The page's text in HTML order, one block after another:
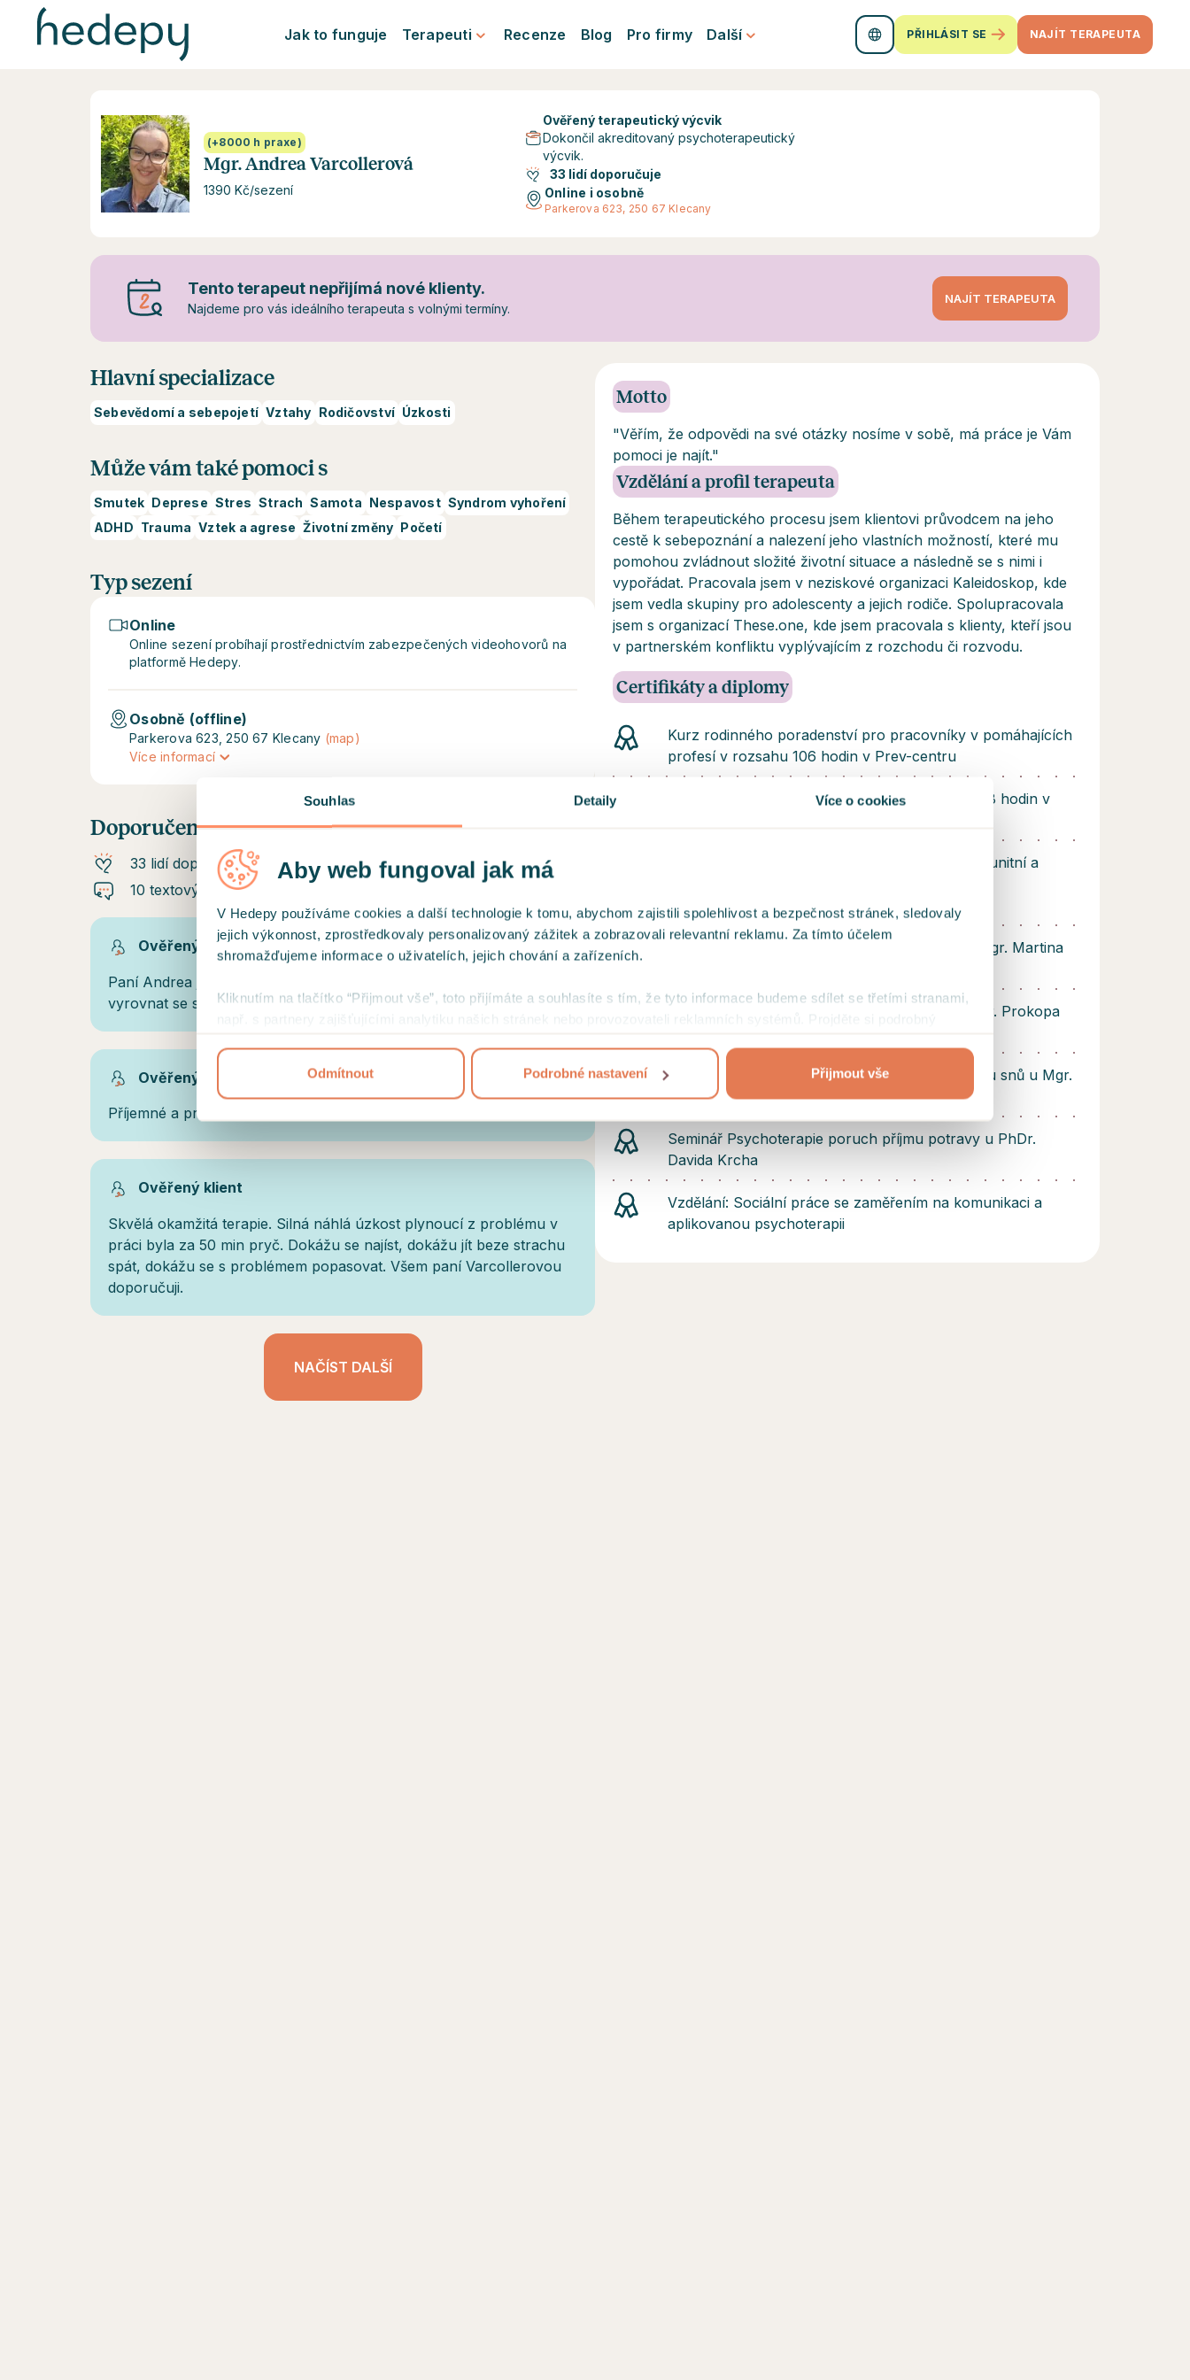
Souhlas Detaily Více o cookies
Aby web fungoval jak má
V Hedepy používáme cookies a další technologie k tomu, abychom zajistili spolehlivost a bezpečnost stránek, sledovaly
jejich výkonnost, zprostředkovaly personalizovaný zážitek a zobrazovali relevantní reklamu. Za tímto účelem
shromažďujeme informace o uživatelích, jejich chování a zařízeních.
Kliknutím na tlačítko “Přijmout vše”, toto přijímáte a souhlasíte s tím, že tyto informace budeme sdílet se třetími stranami,
např. s partnery zajišťujícími analytiku našich stránek nebo provozovateli reklamních systémů. Projděte si podrobný
Odmítnout Podrobné nastavení Přijmout vše
Jak to funguje Terapeuti Recenze Blog Pro firmy Další PŘIHLÁSIT SE NAJÍT TERAPEUTA
(+8000 h praxe)
Mgr. Andrea Varcollerová
1390 Kč/sezení
Ověřený terapeutický výcvik
Dokončil akreditovaný psychoterapeutický
výcvik.
33 lidí doporučuje
Online i osobně
Parkerova 623, 250 67 Klecany
Tento terapeut nepřijímá nové klienty.
Najdeme pro vás ideálního terapeuta s volnými termíny.
NAJÍT TERAPEUTA
Hlavní specializace
Sebevědomí a sebepojetí Vztahy Rodičovství Úzkosti
Může vám také pomoci s
Smutek Deprese Stres Strach Samota Nespavost Syndrom vyhoření
ADHD Trauma Vztek a agrese Životní změny Početí
Typ sezení
Online
Online sezení probíhají prostřednictvím zabezpečených videohovorů na
platformě Hedepy.
Osobně (offline)
Parkerova 623, 250 67 Klecany (map)
Více informací
Doporučení od klientů
33 lidí doporučuje
10 textových doporučení
Ověřený klient
Paní Andrea je výborný terapeut a děkuji jí za pomoc, přestože žít a
vyrovnat se se svými problémy již musí každý sám.
Ověřený klient
Příjemné a produktivní sezení, těším se na příští.
Ověřený klient
Skvělá okamžitá terapie. Silná náhlá úzkost plynoucí z problému v
práci byla za 50 min pryč. Dokážu se najíst, dokážu jít beze strachu
spát, dokážu se s problémem popasovat. Všem paní Varcollerovou
doporučuji.
NAČÍST DALŠÍ
Motto
"Věřím, že odpovědi na své otázky nosíme v sobě, má práce je Vám
pomoci je najít."
Vzdělání a profil terapeuta
Během terapeutického procesu jsem klientovi průvodcem na jeho
cestě k sebepoznání a nalezení jeho vlastních možností, které mu
pomohou zvládnout složité životní situace a následně se s nimi i
vypořádat. Pracovala jsem v neziskové organizaci Kaleidoskop, kde
jsem vedla skupiny pro adolescenty a jejich rodiče. Spolupracovala
jsem s organizací These.one, kde jsem pracovala s klienty, kteří jsou
v partnerském konfliktu vyplývajícím z rozchodu či rozvodu.
Certifikáty a diplomy
Kurz rodinného poradenství pro pracovníky v pomáhajících
profesí v rozsahu 106 hodin v Prev-centru
Práce s traumatizovaným klientem v rozsahu 48 hodin v
Ukončená sebezkušenostní část výcviku v komunitní a
daseinsanalytickém směru PVŠPS
Sebevražda a sebevražedné jednání klienta u Mgr. Martina
Sebezkušenostní semináře hagioterapie u MUDr. Prokopa
Výcvikový seminář v daseinsanalytickém výkladu snů u Mgr.
Lukáše Králíčka v rozsahu 120 hodin
Seminář Psychoterapie poruch příjmu potravy u PhDr.
Davida Krcha
Vzdělání: Sociální práce se zaměřením na komunikaci a
aplikovanou psychoterapii